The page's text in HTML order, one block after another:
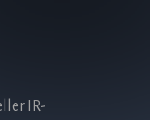
IR-